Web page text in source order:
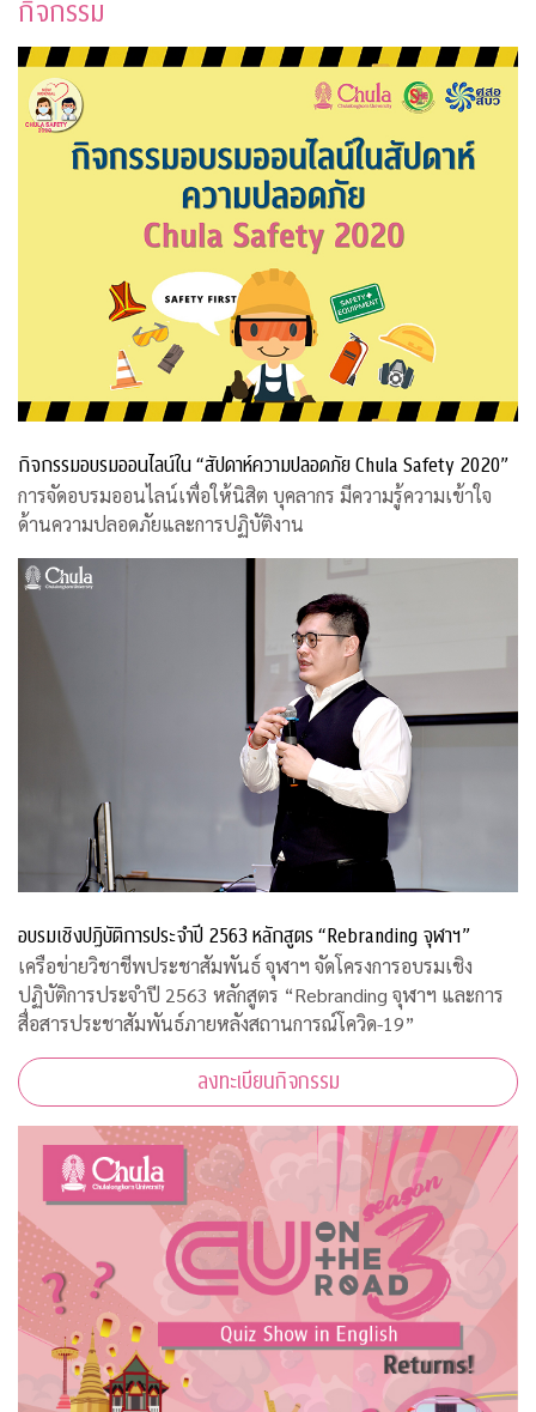
กิจกรรม
กิจกรรมอบรมออนไลน์ใน “สัปดาห์ความปลอดภัย Chula Safety 2020”
การจัดอบรมออนไลน์เพื่อให้นิสิต บุคลากร มีความรู้ความเข้าใจ
ด้านความปลอดภัยและการปฏิบัติงาน
อบรมเชิงปฏิบัติการประจำปี 2563 หลักสูตร “Rebranding จุฬาฯ”
เครือข่ายวิชาชีพประชาสัมพันธ์ จุฬาฯ จัดโครงการอบรมเชิง
ปฏิบัติการประจำปี 2563 หลักสูตร “Rebranding จุฬาฯ และการ
สื่อสารประชาสัมพันธ์ภายหลังสถานการณ์โควิด-19”
ลงทะเบียนกิจกรรม